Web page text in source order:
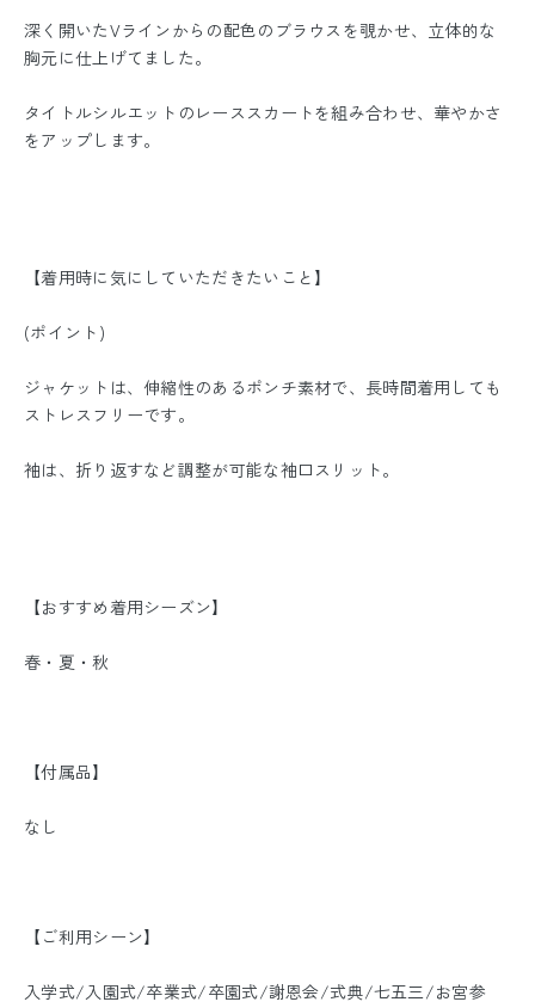
深く開いたVラインからの配色のブラウスを覗かせ、立体的な
胸元に仕上げてました。
タイトルシルエットのレーススカートを組み合わせ、華やかさ
をアップします。
【着用時に気にしていただきたいこと】
(ポイント)
ジャケットは、伸縮性のあるポンチ素材で、長時間着用しても
ストレスフリーです。
袖は、折り返すなど調整が可能な袖口スリット。
【おすすめ着用シーズン】
春・夏・秋
【付属品】
なし
【ご利用シーン】
入学式/入園式/卒業式/卒園式/謝恩会/式典/七五三/お宮参